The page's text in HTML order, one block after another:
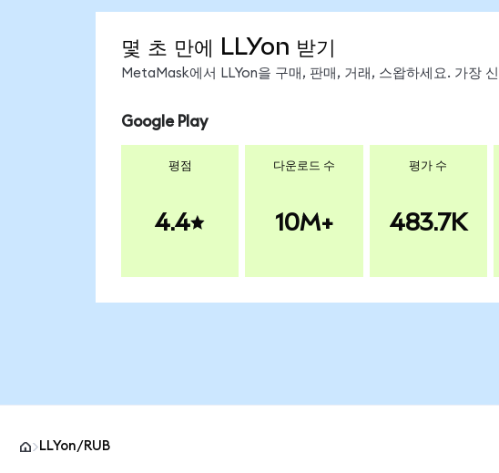
몇 초 만에 LLYon 받기
MetaMask에서 LLYon을 구매, 판매, 거래, 스왑하세요. 가장
Google Play
평점
4.4
다운로드 수
10M+
평가 수
483.7K
LLYon/RUB